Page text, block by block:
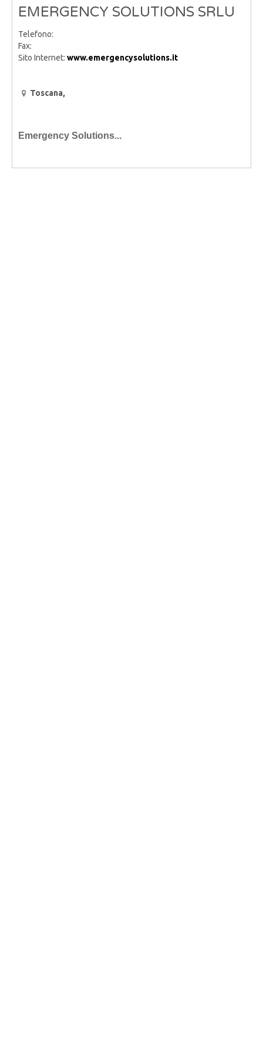
EMERGENCY SOLUTIONS SRLU
Telefono:
Fax:
Sito Internet: www.emergencysolutions.it
Toscana,
Emergency Solutions...